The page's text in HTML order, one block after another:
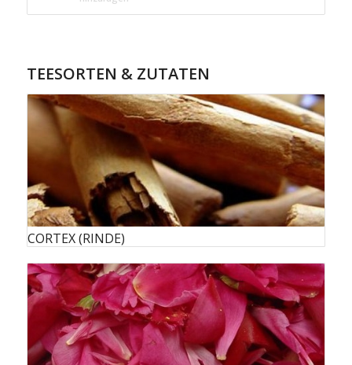
TEESORTEN & ZUTATEN
CORTEX (RINDE)